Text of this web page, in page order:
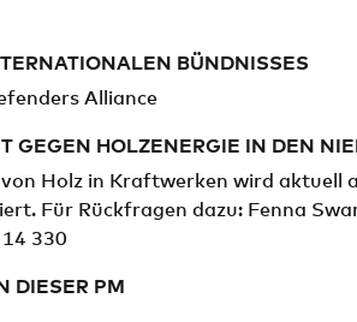
BÜNDNISSES
Alliance
GEGEN HOLZENERGIE IN DEN
Holz in Kraftwerken wird aktuell
Für Rückfragen dazu: Fenna
330
DIESER PM